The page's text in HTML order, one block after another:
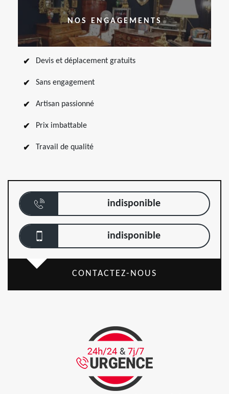
NOS ENGAGEMENTS
Devis et déplacement gratuits
Sans engagement
Artisan passionné
Prix imbattable
Travail de qualité
indisponible
indisponible
CONTACTEZ-NOUS